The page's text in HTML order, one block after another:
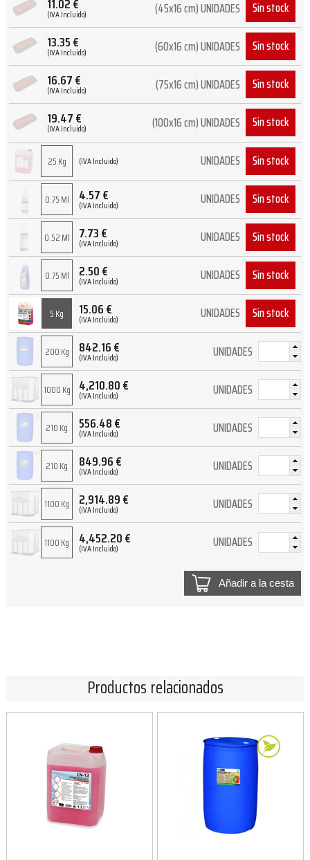
11.02€
(IVA Incluido) (45x16 cm) UNIDADES Sin stock
13.35€
(IVA Incluido) (60x16 cm) UNIDADES Sin stock
16.67€
(IVA Incluido) (75x16 cm) UNIDADES Sin stock
19.47€
(IVA Incluido) (100x16 cm) UNIDADES Sin stock
25 Kg (IVA Incluido) UNIDADES Sin stock
0.75 Ml 4.57€
(IVA Incluido) UNIDADES Sin stock
0.52 Ml 7.73€
(IVA Incluido) UNIDADES Sin stock
0.75 Ml 2.50€
(IVA Incluido) UNIDADES Sin stock
5 Kg 15.06€
(IVA Incluido) UNIDADES Sin stock
200 Kg 842.16€
(IVA Incluido) UNIDADES
1000 Kg 4,210.80€
(IVA Incluido) UNIDADES
210 Kg 556.48€
(IVA Incluido) UNIDADES
210 Kg 849.96€
(IVA Incluido) UNIDADES
1100 Kg 2,914.89€
(IVA Incluido) UNIDADES
1100 Kg 4,452.20€
(IVA Incluido) UNIDADES
Añadir a la cesta
Productos relacionados